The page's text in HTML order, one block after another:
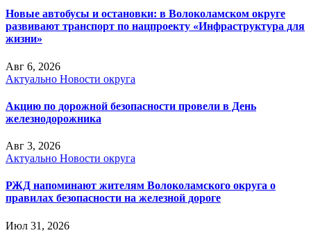
Новые автобусы и остановки: в Волоколамском округе
развивают транспорт по нацпроекту «Инфраструктура для
жизни»
Авг 6, 2026
Актуально Новости округа
Акцию по дорожной безопасности провели в День
железнодорожника
Авг 3, 2026
Актуально Новости округа
РЖД напоминают жителям Волоколамского округа о
правилах безопасности на железной дороге
Июл 31, 2026